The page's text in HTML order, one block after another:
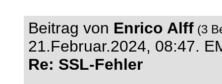
Beitrag von Enrico Alff (3
21.Februar.2024, 08:47.
Re: SSL-Fehler